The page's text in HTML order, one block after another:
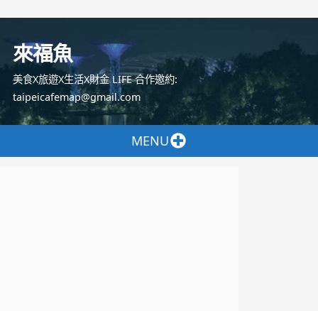
容
來福魚
美食X旅遊X生活X財金 LIFE 合作邀約:
taipeicafemap@gmail.com
MENU